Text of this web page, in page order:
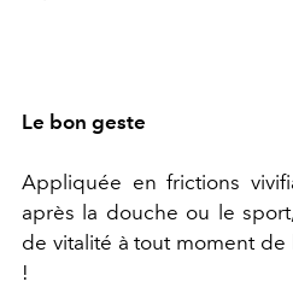
Le bon geste
Appliquée en frictions
après la douche ou le
de vitalité à tout moment de
!